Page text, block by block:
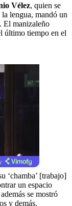
Vélez, quien se
lengua, mandó un
El manizaleño
último tiempo en el
‘chamba’ [trabajo]
un espacio
se mostró
y demás.